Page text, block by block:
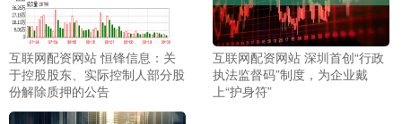
互联网配资网站 恒锋信息：关
于控股股东、实际控制人部分股
份解除质押的公告
互联网配资网站 深圳首创“行政
执法监督码”制度，为企业戴
上“护身符”